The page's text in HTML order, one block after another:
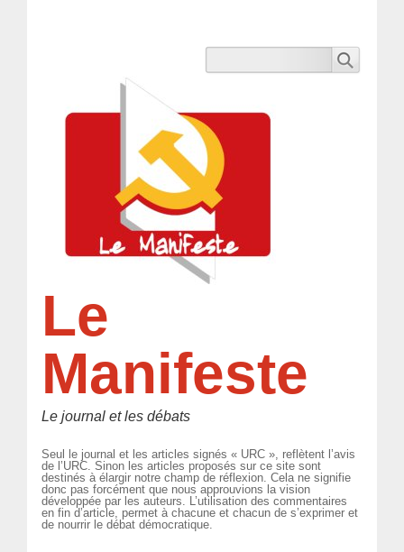
Le
Manifeste
Le journal et les débats
Seul le journal et les articles signés « URC », reflètent l’avis
de l’URC. Sinon les articles proposés sur ce site sont
destinés à élargir notre champ de réflexion. Cela ne signifie
donc pas forcément que nous approuvions la vision
développée par les auteurs. L’utilisation des commentaires
en fin d’article, permet à chacune et chacun de s’exprimer et
de nourrir le débat démocratique.